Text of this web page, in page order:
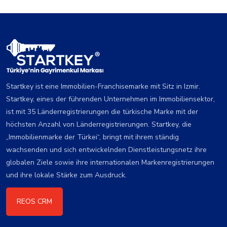
Startkey ist eine Immobilien-Franchisemarke mit Sitz in Izmir.
Startkey, eines der führenden Unternehmen im Immobiliensektor,
ist mit 35 Länderregistrierungen die türkische Marke mit der
höchsten Anzahl von Länderregistrierungen. Startkey, die
„Immobilienmarke der Türkei“, bringt mit ihrem ständig
wachsenden und sich entwickelnden Dienstleistungsnetz ihre
globalen Ziele sowie ihre internationalen Markenregistrierungen
und ihre lokale Stärke zum Ausdruck.
REOS CRM